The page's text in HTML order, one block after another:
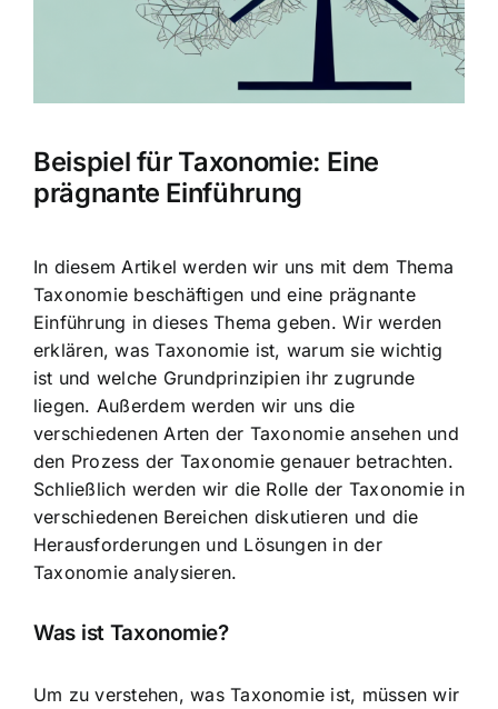
Beispiel für Taxonomie: Eine
prägnante Einführung
In diesem Artikel werden wir uns mit dem Thema
Taxonomie beschäftigen und eine prägnante
Einführung in dieses Thema geben. Wir werden
erklären, was Taxonomie ist, warum sie wichtig
ist und welche Grundprinzipien ihr zugrunde
liegen. Außerdem werden wir uns die
verschiedenen Arten der Taxonomie ansehen und
den Prozess der Taxonomie genauer betrachten.
Schließlich werden wir die Rolle der Taxonomie in
verschiedenen Bereichen diskutieren und die
Herausforderungen und Lösungen in der
Taxonomie analysieren.
Was ist Taxonomie?
Um zu verstehen, was Taxonomie ist, müssen wir